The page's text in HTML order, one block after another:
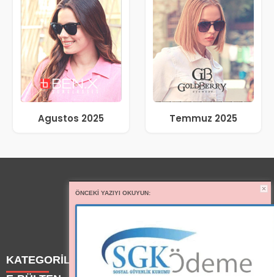
Agustos 2025 Temmuz 2025
KATEGORİLER
ÖNCEKI YAZIYI OKUYUN: